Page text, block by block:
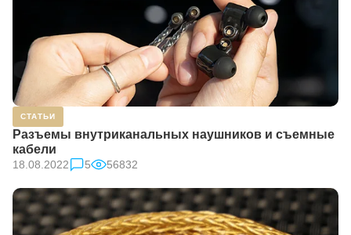
СТАТЬИ
Разъемы внутриканальных наушников и съемные
кабели
18.08.2022 5 56832